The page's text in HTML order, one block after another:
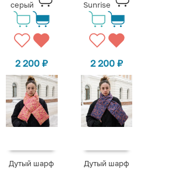
серый
2 200₽
Sunrise
2 200₽
Дутый шарф
Дутый шарф